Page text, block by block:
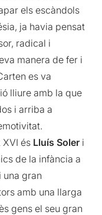
els escàndols
ja havia pensat
radical i
manera de fer i
es va
lliure amb la que
i arriba a
XVI és Lluís Soler i
de la infància a
una gran
amb una llarga
gens el seu gran